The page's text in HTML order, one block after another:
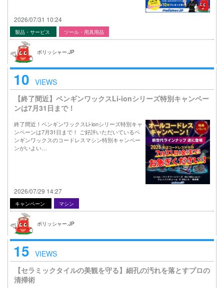
2026/07/31 10:24
製品・サービス ツール・用具用品
ポリッシャー.JP
10 VIEWS
【終了間近】ペンギンワックスLi-ionシリーズ特別キャンペー
ンは7月31日まで！
終了間近！ペンギンワックスLi-ionシリーズ特別キャ
ンペーンは7月31日まで！ ご好評いただいているペ
ンギンワックスのコードレスマシン特別キャンペー
ンがいよい…
2026/07/29 14:27
キャンペーン マシン
ポリッシャー.JP
15 VIEWS
【セラミックタイルの美観を守る】細孔の汚れを落とすプロの
清掃術